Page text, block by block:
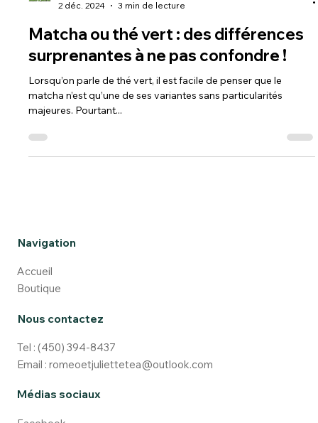
2 déc. 2024
3 min de lecture
Matcha ou thé vert : des différences
surprenantes à ne pas confondre !
Lorsqu’on parle de thé vert, il est facile de penser que le
majeures. Pourtant...
Navigation
Accueil
Boutique
Nous contactez
(450) 394-8437
Email :romeoetjuliettetea@outlook.com
Médias sociaux